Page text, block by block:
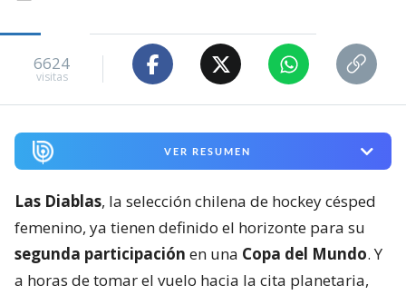
6624
visitas
VER RESUMEN
Las Diablas, la selección chilena de hockey césped
femenino, ya tienen definido el horizonte para su
segunda participación en una Copa del Mundo. Y
a horas de tomar el vuelo hacia la cita planetaria,